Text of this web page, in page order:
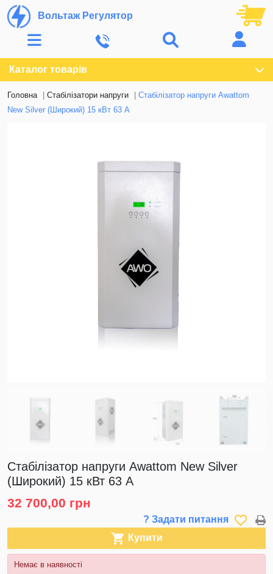
Вольтаж Регулятор
Каталог товарів
Головна Стабілізатори напруги
Стабілізатор напруги Awattom
New Silver (Широкий) 15 кВт 63 А
Стабілізатор напруги Awattom New Silver
(Широкий) 15 кВт 63 А
32 700,00 грн
? Задати питання favorite_border
 Купити
Немає в наявності